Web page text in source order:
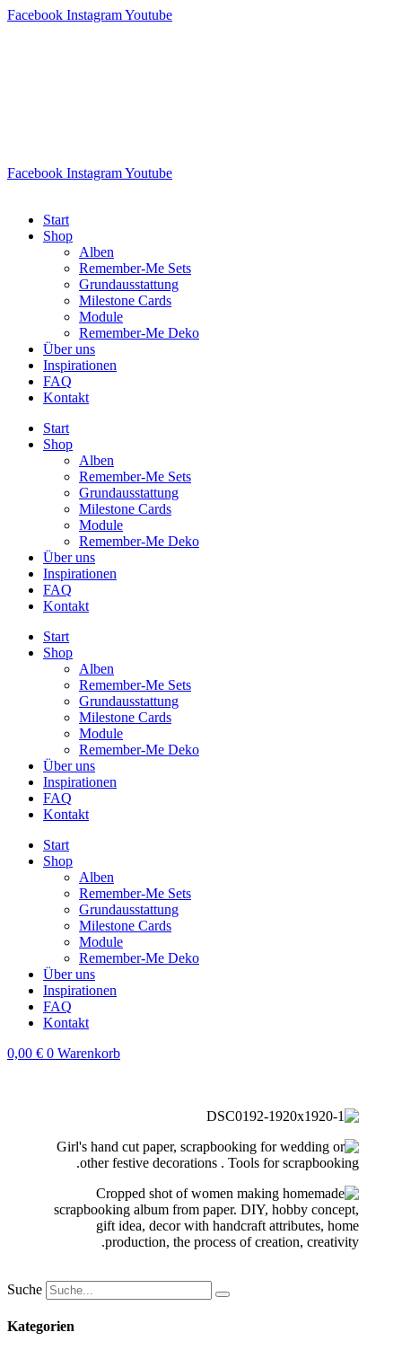
Facebook InstagramYoutube
Facebook InstagramYoutube
Start
Shop
Alben
Remember-Me Sets
Grundausstattung
Milestone Cards
Module
Remember-Me Deko
Über uns
Inspirationen
FAQ
Kontakt
Start
Shop
Alben
Remember-Me Sets
Grundausstattung
Milestone Cards
Module
Remember-Me Deko
Über uns
Inspirationen
FAQ
Kontakt
Start
Shop
Alben
Remember-Me Sets
Grundausstattung
Milestone Cards
Module
Remember-Me Deko
Über uns
Inspirationen
FAQ
Kontakt
Start
Shop
Alben
Remember-Me Sets
Grundausstattung
Milestone Cards
Module
Remember-Me Deko
Über uns
Inspirationen
FAQ
Kontakt
0,00 € 0 Warenkorb
Suche
Kategorien